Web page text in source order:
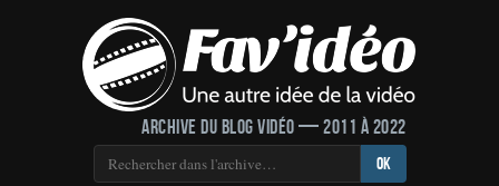
Archive du blog vidéo — 2011 à 2022
OK